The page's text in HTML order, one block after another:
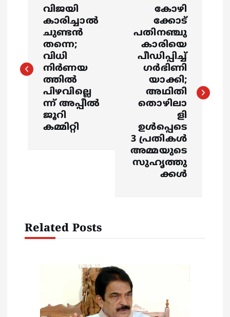
t
a
വിജയി
കാരിച്ചാല്‍
ചുണ്ടൻ
തന്നെ;
വിധി
നിർണയ
ത്തിൽ
പിഴവില്ലെ
ന്ന് അപ്പീൽ
ജൂറി
കമ്മിറ്റി
കോഴി
ക്കോട്
പതിനഞ്ചു
കാരിയെ
പീഡിപ്പിച്ച്
ഗർഭിണി
യാക്കി;
അഥിതി
തൊഴിലാ
ളി
ഉൾപ്പെടെ
3 പ്രതികൾ
അമ്മയുടെ
സുഹൃത്തു
ക്കൾ
Related Posts